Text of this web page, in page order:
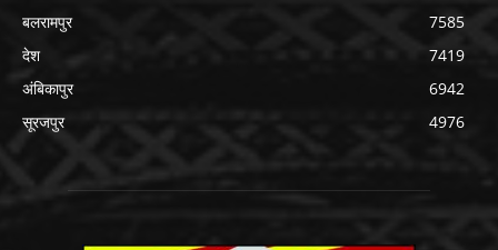
बलरामपुर
7585
देश
7419
अंबिकापुर
6942
सूरजपुर
4976